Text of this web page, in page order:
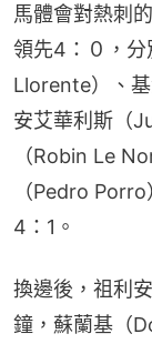
馬體會對熱刺
領先4：０，
Llorente）、
安艾華利斯（
（Robin Le
（Pedro
4：1。
換邊後，祖利
鐘，蘇蘭基（